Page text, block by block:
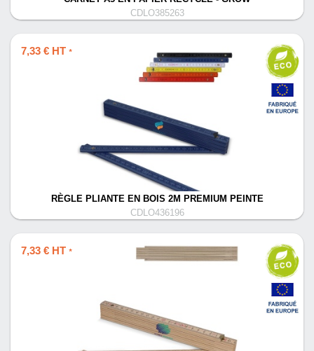
CDLO385263
7,33 € HT *
RÈGLE PLIANTE EN BOIS 2M PREMIUM PEINTE
CDLO436196
7,33 € HT *